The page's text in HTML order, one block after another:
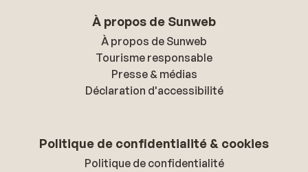
À propos de Sunweb
À propos de Sunweb
Tourisme responsable
Presse & médias
Déclaration d'accessibilité
Politique de confidentialité & cookies
Politique de confidentialité